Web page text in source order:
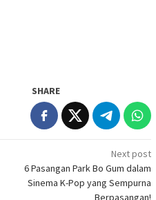
SHARE
Next post
6 Pasangan Park Bo Gum dalam
Sinema K-Pop yang Sempurna
Berpasangan!